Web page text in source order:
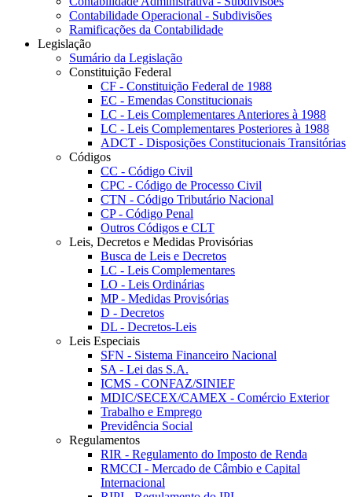
Contabilidade Operacional - Subdivisões
Ramificações da Contabilidade
Legislação
Sumário da Legislação
Constituição Federal
CF - Constituição Federal de 1988
EC - Emendas Constitucionais
LC - Leis Complementares Anteriores à 1988
LC - Leis Complementares Posteriores à 1988
ADCT - Disposições Constitucionais Transitórias
Códigos
CC - Código Civil
CPC - Código de Processo Civil
CTN - Código Tributário Nacional
CP - Código Penal
Outros Códigos e CLT
Leis, Decretos e Medidas Provisórias
Busca de Leis e Decretos
LC - Leis Complementares
LO - Leis Ordinárias
MP - Medidas Provisórias
D - Decretos
DL - Decretos-Leis
Leis Especiais
SFN - Sistema Financeiro Nacional
SA - Lei das S.A.
ICMS - CONFAZ/SINIEF
MDIC/SECEX/CAMEX - Comércio Exterior
Trabalho e Emprego
Previdência Social
Regulamentos
RIR - Regulamento do Imposto de Renda
RMCCI - Mercado de Câmbio e Capital
Internacional